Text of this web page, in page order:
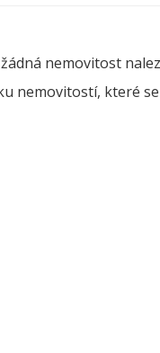
nemovitost
nemovitostí, které